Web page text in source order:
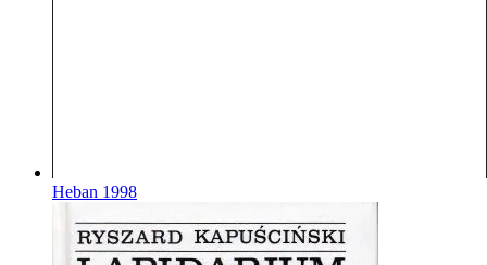
Heban 1998